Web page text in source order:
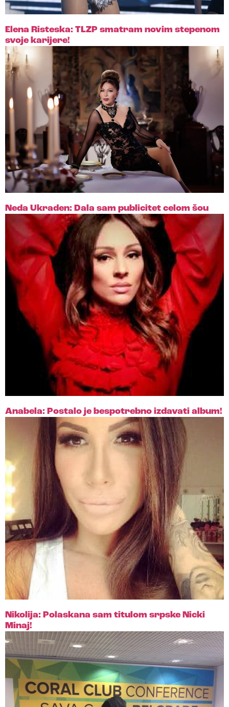
Elena Risteska: TLZP smatram novim stepenom
svoje karijere!
Neda Ukraden: Dala sam publicitet celom šou
Anabela: Postalo je bespotrebno izdavati album!
Nikolija: Polaskana sam titulom srpske Nicki
Minaj!